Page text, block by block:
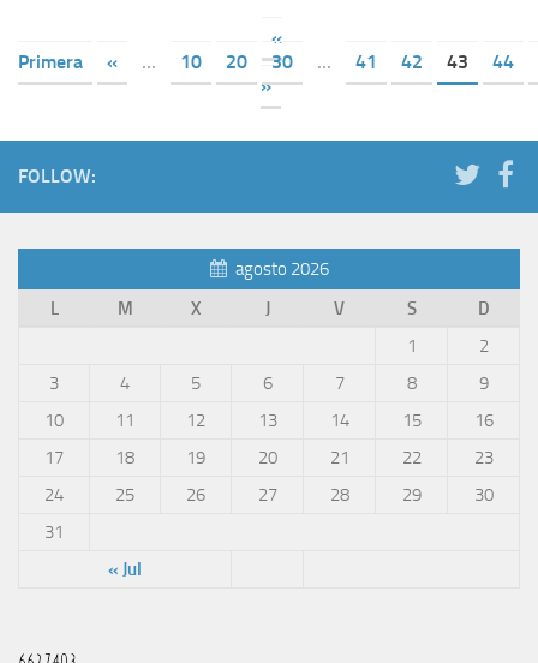
«
Primera
« ... 10 20 30 ... 41 42 43
44
»
FOLLOW:
agosto 2026
L
M X J V S D
« Jul
1
2
3
4 5 6 7 8
9
10
11 12 13 14 15
16
17
18 19 20 21 22
23
24
25 26 27 28 29
30
31